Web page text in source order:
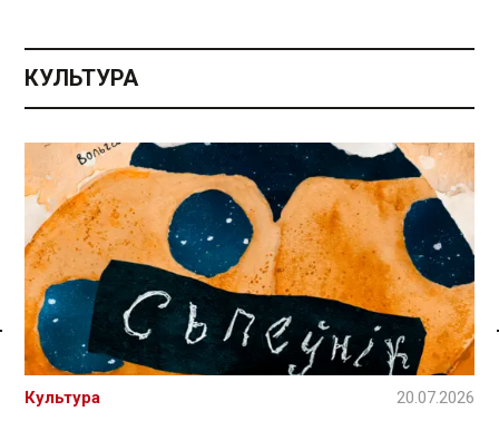
Спасылка без VPN
КУЛЬТУРА
Культура 20.07.2026